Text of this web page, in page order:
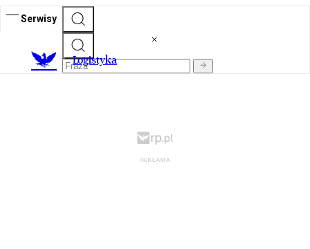
Serwisy
Logistyka